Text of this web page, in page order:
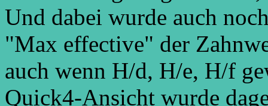
Und dabei wurde auch
"Max effective" der
auch wenn H/d, H/e, H/f
Quick4-Ansicht wurde